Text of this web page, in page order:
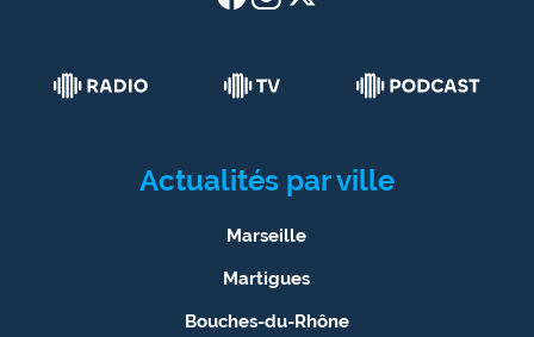
Actualités par ville
Marseille
Martigues
Bouches-du-Rhône